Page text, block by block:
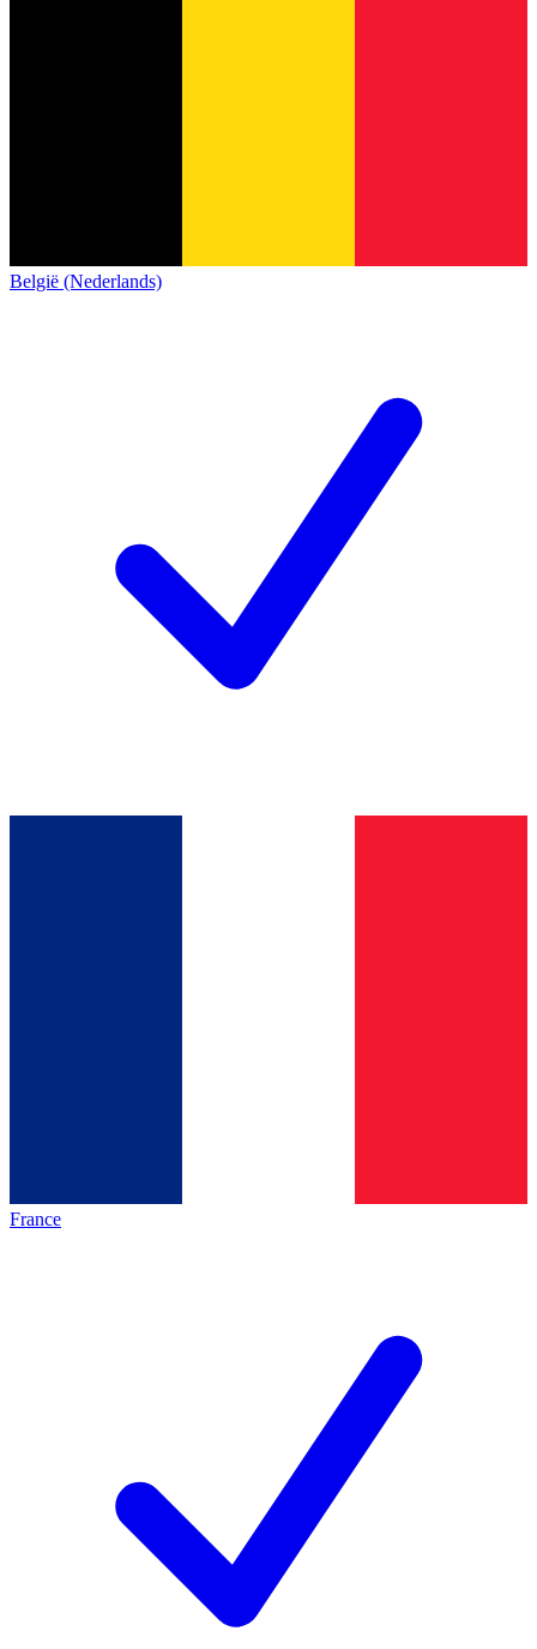
België (Nederlands)
France